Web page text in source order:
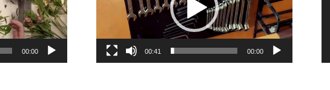
00:00
00:41
00:00